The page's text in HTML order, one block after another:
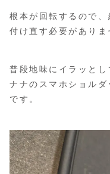
根本が回転するので
付け直す必要がありま
普段地味にイラッと
ナナのスマホショル
です。